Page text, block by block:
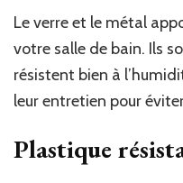
Le verre et le métal
votre salle de bain. Ils
résistent bien à
leur entretien pour
Plastique